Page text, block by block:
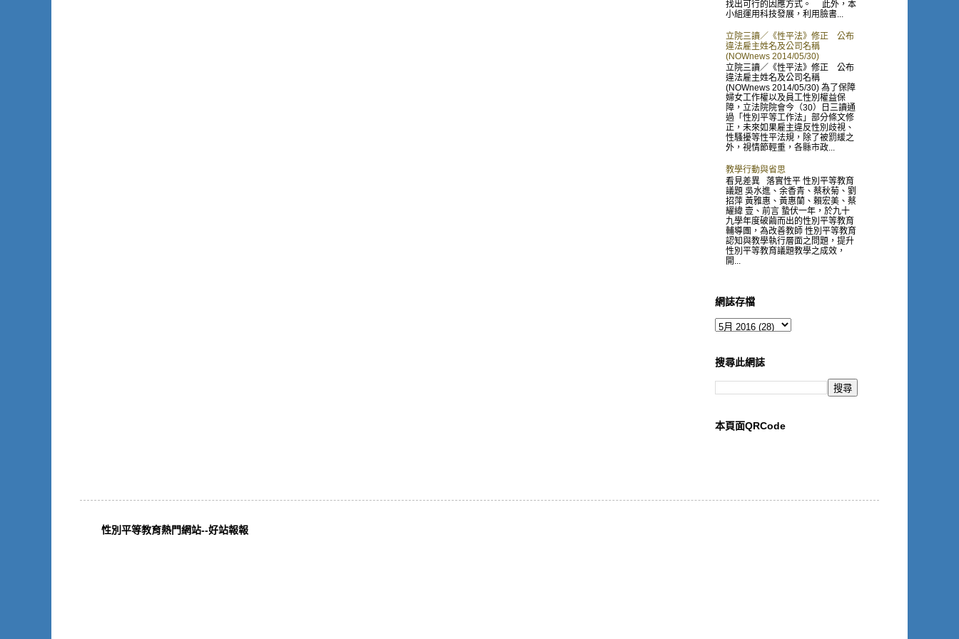
找出可行的因應方式。 此外，本
小組運用科技發展，利用臉書...
立院三讀／《性平法》修正 公布
違法雇主姓名及公司名稱
(NOWnews 2014/05/30)
立院三讀／《性平法》修正 公布
違法雇主姓名及公司名稱
(NOWnews 2014/05/30) 為了保障
婦女工作權以及員工性別權益保
障，立法院院會今（30）日三讀通
過「性別平等工作法」部分條文修
正，未來如果雇主違反性別歧視、
性騷擾等性平法規，除了被罰緩之
外，視情節輕重，各縣市政...
教學行動與省思
看見差異 落實性平 性別平等教育
議題 吳水進、余香青、蔡秋菊、劉
招萍 黃雅惠、黃惠蘭、賴宏美、蔡
耀緯 壹、前言 蟄伏一年，於九十
九學年度破繭而出的性別平等教育
輔導團，為改善教師 性別平等教育
認知與教學執行層面之問題，提升
性別平等教育議題教學之成效，
開...
網誌存檔
搜尋此網誌
本頁面QRCode
性別平等教育熱門網站--好站報報